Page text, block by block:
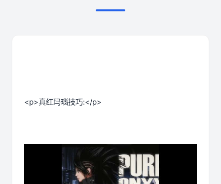
<p>真红玛瑙技巧:</p>